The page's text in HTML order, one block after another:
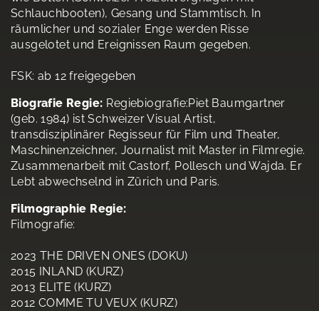
Schlauchbooten), Gesang und Stammtisch. In
räumlicher und sozialer Enge werden Risse
ausgelotet und Ereignissen Raum gegeben.
FSK: ab 12 freigegeben
Biografie Regie: Regiebiografie:Piet Baumgartner
(geb. 1984) ist Schweizer Visual Artist,
transdisziplinärer Regisseur für Film und Theater,
Maschinenzeichner, Journalist mit Master in Filmregie.
Zusammenarbeit mit Castorf, Pollesch und Wajda. Er
Lebt abwechselnd in Zürich und Paris.
Filmographie Regie:
Filmografie:
2023 THE DRIVEN ONES (DOKU)
2015 INLAND (KURZ)
2013 ELITE (KURZ)
2012 COMME TU VEUX (KURZ)